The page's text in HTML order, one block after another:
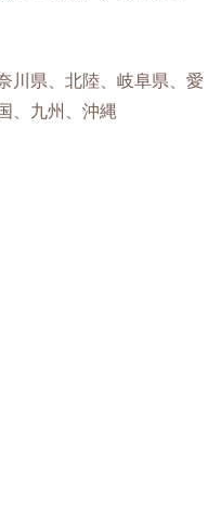
川県、北陸、岐阜県、愛
、九州、沖縄